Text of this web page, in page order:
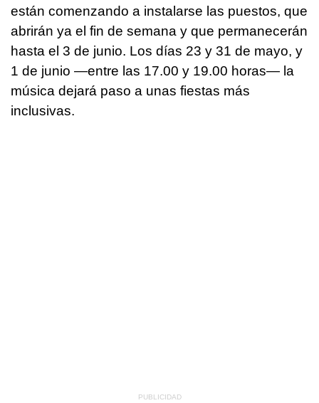
están comenzando a instalarse las puestos, que
abrirán ya el fin de semana y que permanecerán
hasta el 3 de junio. Los días 23 y 31 de mayo, y
1 de junio —entre las 17.00 y 19.00 horas— la
música dejará paso a unas fiestas más
inclusivas.